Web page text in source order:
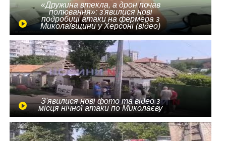
«Дружина втекла, а дрон почав
полювання»: з'явилися нові
подробиці атаки на фермера з
Миколаївщини у Херсоні (відео)
З'явилися нові фото та відео з
місця нічної атаки по Миколаєву